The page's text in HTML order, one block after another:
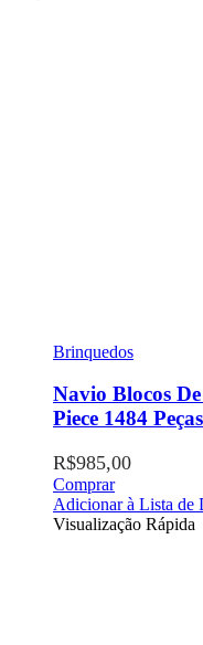
Brinquedos
Navio Blocos
Piece 1484 Peças
R$985,00
Comprar
Adicionar à Lista de
Visualização Rápida